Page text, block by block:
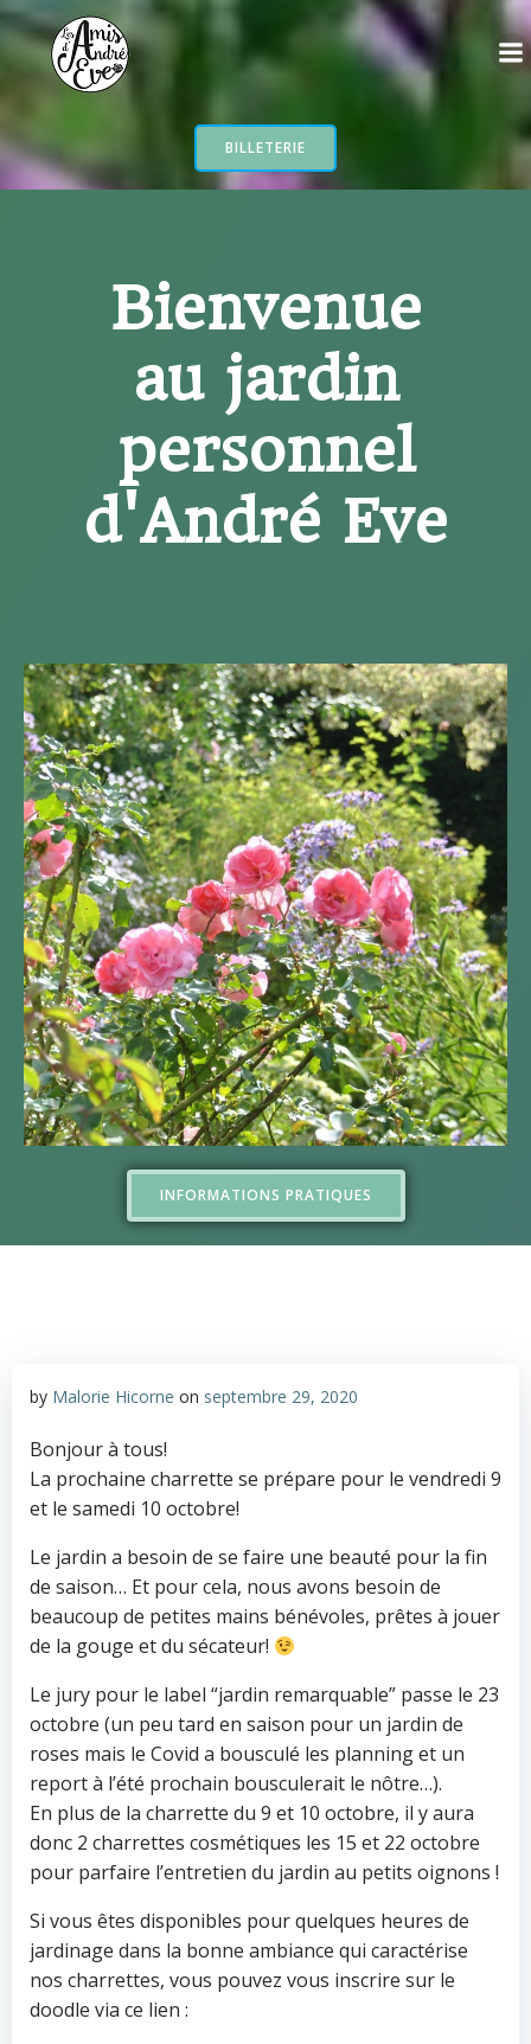
contenu
BILLETERIE
Bienvenue
au jardin
personnel
d'André Eve
INFORMATIONS PRATIQUES
by Malorie Hicorne on septembre 29, 2020
Bonjour à tous!
La prochaine charrette se prépare pour le vendredi 9
et le samedi 10 octobre!
Le jardin a besoin de se faire une beauté pour la fin
de saison… Et pour cela, nous avons besoin de
beaucoup de petites mains bénévoles, prêtes à jouer
de la gouge et du sécateur!
Le jury pour le label “jardin remarquable” passe le 23
octobre (un peu tard en saison pour un jardin de
roses mais le Covid a bousculé les planning et un
report à l’été prochain bousculerait le nôtre…).
En plus de la charrette du 9 et 10 octobre, il y aura
donc 2 charrettes cosmétiques les 15 et 22 octobre
pour parfaire l’entretien du jardin au petits oignons !
Si vous êtes disponibles pour quelques heures de
jardinage dans la bonne ambiance qui caractérise
nos charrettes, vous pouvez vous inscrire sur le
doodle via ce lien :